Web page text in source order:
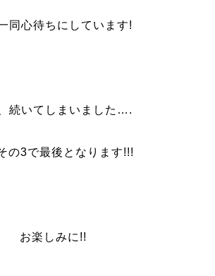
同心待ちにしています!
続いてしまいました….
の3で最後となります!!!
お楽しみに!!